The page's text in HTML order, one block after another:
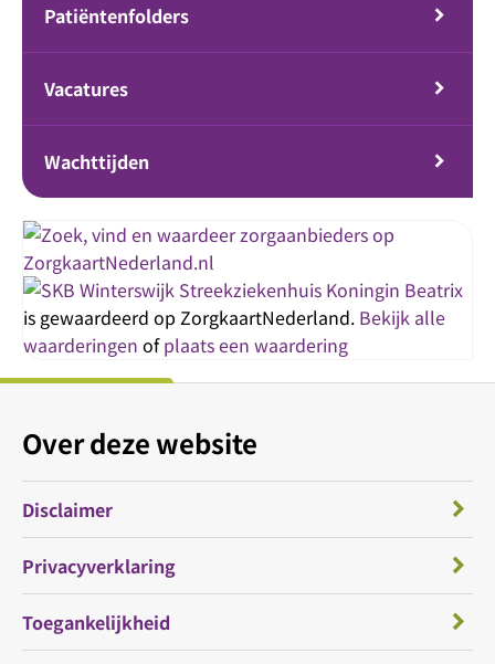
Patiëntenfolders
Vacatures
Wachttijden
Streekziekenhuis Koningin Beatrix
is gewaardeerd op ZorgkaartNederland. Bekijk alle
waarderingen ofplaats een waardering
Over deze website
Disclaimer
Privacyverklaring
Toegankelijkheid